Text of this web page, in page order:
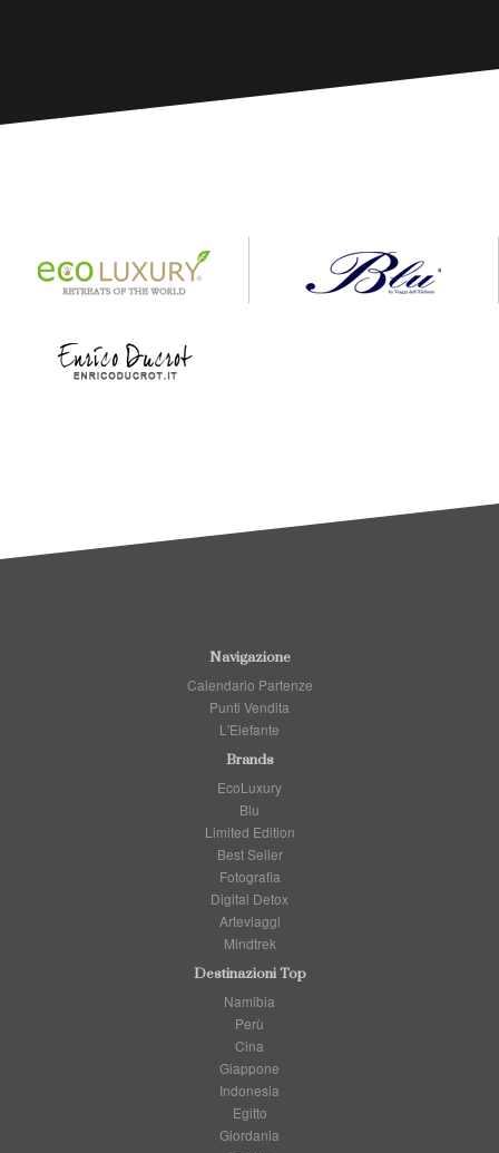
Navigazione
Calendario Partenze
Punti Vendita
L'Elefante
Brands
EcoLuxury
Blu
Limited Edition
Best Seller
Fotografia
Digital Detox
Arteviaggi
Mindtrek
Destinazioni Top
Namibia
Perù
Cina
Giappone
Indonesia
Egitto
Giordania